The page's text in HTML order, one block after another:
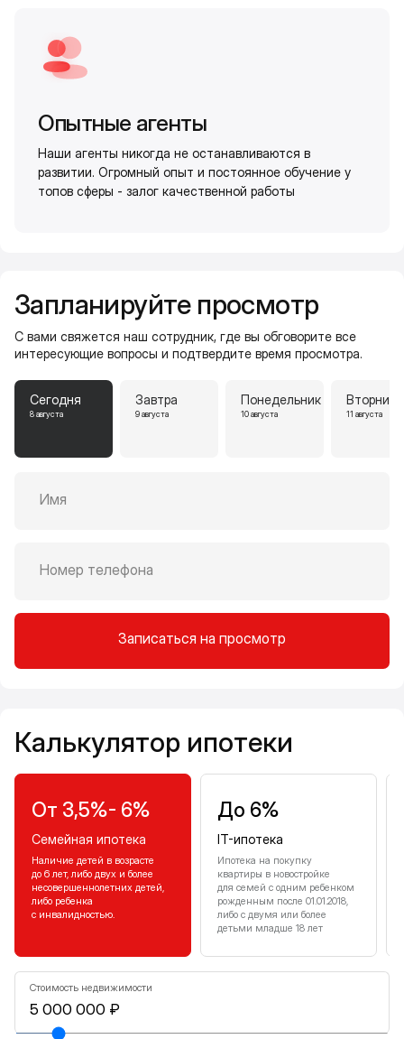
Опытные агенты
Наши агенты никогда не останавливаются в
развитии. Огромный опыт и постоянное обучение у
топов сферы - залог качественной работы
Запланируйте просмотр
С вами свяжется наш сотрудник, где вы обговорите все
интересующие вопросы и подтвердите время просмотра.
Сегодня
8 августа
Завтра
9 августа
Понедельник
10 августа
Вторник
11 августа
Имя
Номер телефона
Записаться на просмотр
Калькулятор ипотеки
От 3,5%- 6%
Семейная ипотека
Наличие детей в возрасте
до 6 лет, либо двух и более
несовершеннолетних детей,
либо ребенка
с инвалидностью.
До 6%
IT-ипотека
Ипотека на покупку
квартиры в новостройке
для семей с одним ребенком
рожденным после 01.01.2018,
либо с двумя или более
детьми младше 18 лет
Стоимость недвижимости